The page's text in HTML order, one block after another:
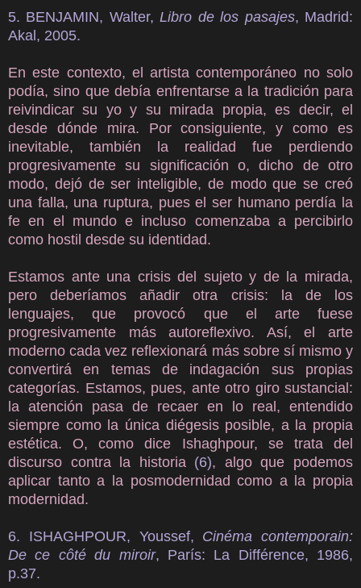
5. BENJAMIN, Walter,Libro de los pasajes, Madrid:
Akal, 2005.
En este contexto, el artista contemporáneo no solo
podía, sino que debía enfrentarse a la tradición para
reivindicar su yo y su mirada propia, es decir, el
desde dónde mira. Por consiguiente, y como es
inevitable, también la realidad fue perdiendo
progresivamente su significación o, dicho de otro
modo, dejó de ser inteligible, de modo que se creó
una falla, una ruptura, pues el ser humano perdía la
fe en el mundo e incluso comenzaba a percibirlo
como hostil desde su identidad.
Estamos ante una crisis del sujeto y de la mirada,
pero deberíamos añadir otra crisis: la de los
lenguajes, que provocó que el arte fuese
progresivamente más autoreflexivo. Así, el arte
moderno cada vez reflexionará más sobre sí mismo y
convertirá en temas de indagación sus propias
categorías. Estamos, pues, ante otro giro sustancial:
la atención pasa de recaer en lo real, entendido
siempre como la única diégesis posible, a la propia
estética. O, como dice Ishaghpour, se trata del
discurso contra la historia (6), algo que podemos
aplicar tanto a la posmodernidad como a la propia
modernidad.
6. ISHAGHPOUR, Youssef, Cinéma contemporain:
De ce côté du miroir, París: La Différence, 1986,
p.37.